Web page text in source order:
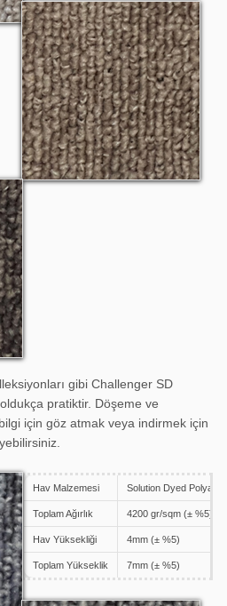
Challenger SD 809
gibi Challenger SD
pratiktir. Döşeme ve
için göz atmak veya indirmek için
Hav Malzemesi Solution Dyed
Toplam Ağırlık 4200 gr/sqm (± %5)
Hav Yüksekliği 4mm (± %5)
Toplam Yükseklik 7mm (± %5)